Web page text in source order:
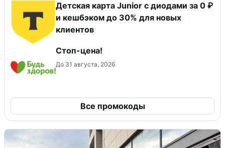
Детская карта Junior с диодами за 0 ₽
и кешбэком до 30% для новых
клиентов
Стоп-цена!
До 31 августа, 2026
Все промокоды